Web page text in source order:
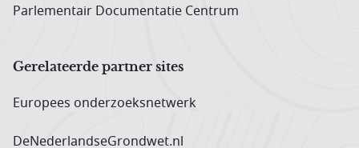
Parlementair Documentatie Centrum
Gerelateerde partner sites
Europees onderzoeks­netwerk
DeNederlandseGrondwet.nl